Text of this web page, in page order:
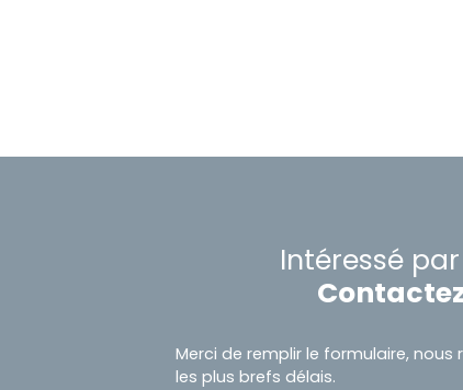
Intéressé
Merci de remplir le formulaire, nous
les plus brefs délais.